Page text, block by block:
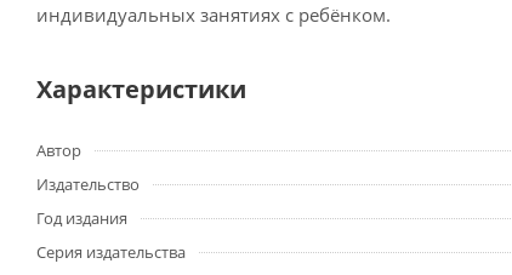
индивидуальных занятиях с ребёнком.
Характеристики
Автор
Издательство
Год издания
Серия издательства